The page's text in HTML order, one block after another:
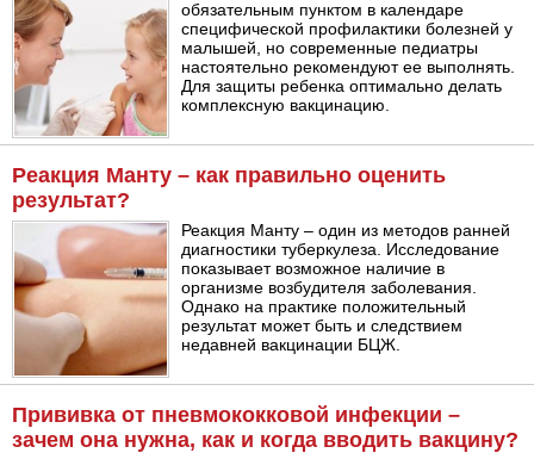
обязательным пунктом в календаре
специфической профилактики болезней у
малышей, но современные педиатры
настоятельно рекомендуют ее выполнять.
Для защиты ребенка оптимально делать
комплексную вакцинацию.
Реакция Манту – как правильно оценить
результат?
Реакция Манту – один из методов ранней
диагностики туберкулеза. Исследование
показывает возможное наличие в
организме возбудителя заболевания.
Однако на практике положительный
результат может быть и следствием
недавней вакцинации БЦЖ.
Прививка от пневмококковой инфекции –
зачем она нужна, как и когда вводить вакцину?